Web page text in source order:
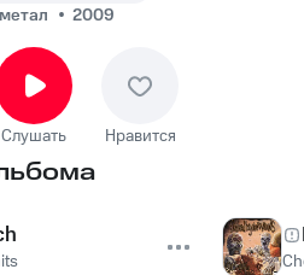
2009
Слушать Нравится